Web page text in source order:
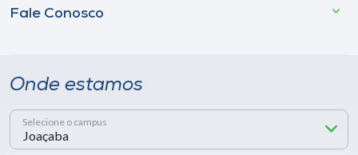
Fale Conosco
Onde estamos
Selecione o campus